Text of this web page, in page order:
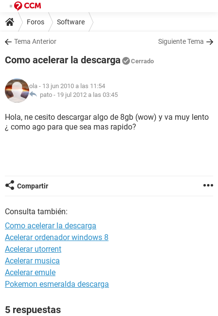
Foros Software
Tema Anterior Siguiente Tema
Como acelerar la descarga Cerrado
ola - 13 jun 2010 a las 11:54
pato - 19 jul 2012 a las 03:45
Hola, ne cesito descargar algo de 8gb (wow) y va muy lento
¿ como ago para que sea mas rapido?
Compartir
Consulta también:
Como acelerar la descarga
Acelerar ordenador windows 8
Acelerar utorrent
Acelerar musica
Acelerar emule
Pokemon esmeralda descarga
5 respuestas